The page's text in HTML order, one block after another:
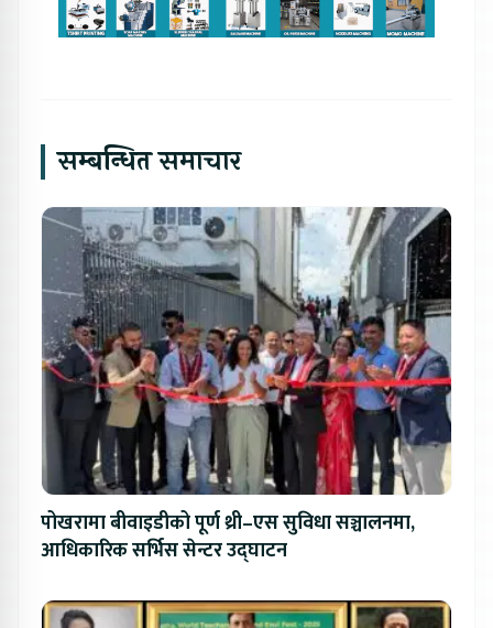
सम्बन्धित समाचार
पोखरामा बीवाइडीको पूर्ण थ्री–एस सुविधा सञ्चालनमा,
आधिकारिक सर्भिस सेन्टर उद्घाटन